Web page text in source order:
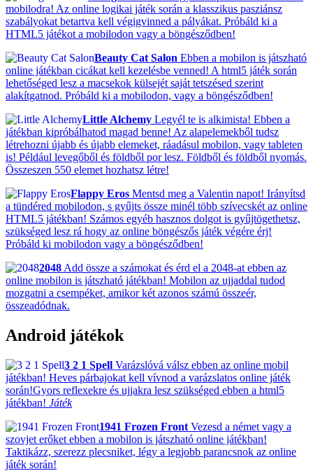
mobilodra! Az online logikai játék során a klasszikus pasziánsz
szabályokat betartva kell végigvinned a pályákat. Próbáld ki a
HTML5 játékot a mobilodon vagy a böngésződben!
Beauty Cat Salon Ebben a mobilon is játszható
online játékban cicákat kell kezelésbe venned! A html5 játék során
lehetőséged lesz a macsekok külsejét saját tetszésed szerint
alakítgatnod. Próbáld ki a mobilodon, vagy a böngésződben!
Little Alchemy Legyél te is alkimista! Ebben a
játékban kipróbálhatod magad benne! Az alapelemekből tudsz
létrehozni újabb és újabb elemeket, ráadásul mobilon, vagy tableten
is! Például levegőből és földből por lesz. Földből és földből nyomás.
Összeszen 550 elemet hozhatsz létre!
Flappy Eros Mentsd meg a Valentin napot! Irányítsd
a tündéred mobilodon, s gyűjts össze minél több szívecskét az online
HTML5 játékban! Számos egyéb hasznos dolgot is gyűjtögethetsz,
szükséged lesz rá hogy az online böngészős játék végére érj!
Próbáld ki mobilodon vagy a böngésződben!
2048 Add össze a számokat és érd el a 2048-at ebben az
online mobilon is játszható játékban! Mobilon az ujjaddal tudod
mozgatni a csempéket, amikor két azonos számú összeér,
összeadódnak.
Android játékok
3 2 1 Spell Varázslóvá válsz ebben az online mobil
játékban! Heves párbajokat kell vívnod a varázslatos online játék
során!Gyors reflexekre és ujjakra lesz szükséged ebben a html5
játékban! Játék
1941 Frozen Front Vezesd a német vagy a
szovjet erőket ebben a mobilon is játszható online játékban!
Taktikázz, szerezz plecsniket, légy a legjobb parancsnok az online
játék során!